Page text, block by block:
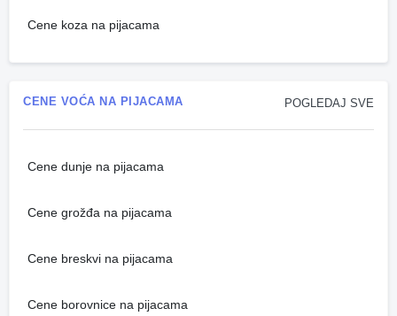
Cene koza na pijacama
POGLEDAJ SVE
CENE VOĆA NA PIJACAMA
Cene dunje na pijacama
Cene grožđa na pijacama
Cene breskvi na pijacama
Cene borovnice na pijacama